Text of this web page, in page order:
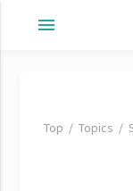
menu
Top Topics